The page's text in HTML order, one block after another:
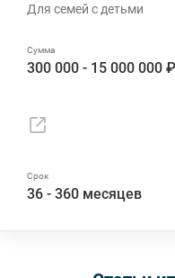
300 000 - 15 000 000 ₽
36 - 360 месяцев